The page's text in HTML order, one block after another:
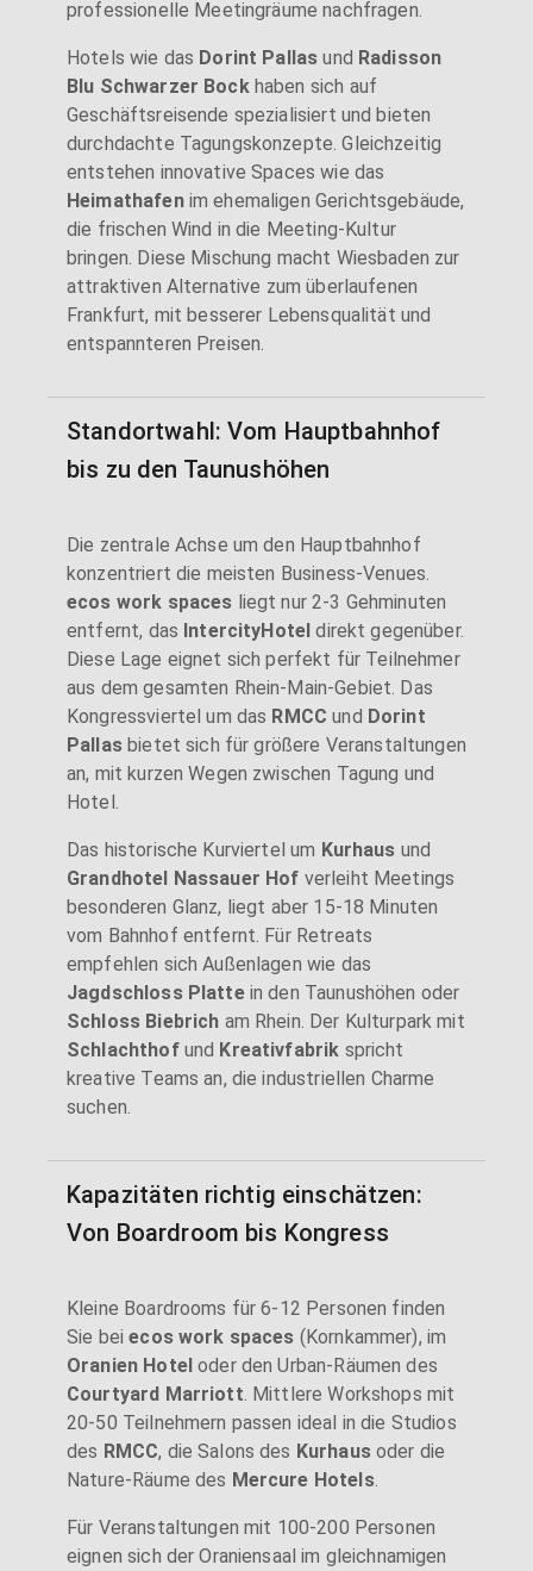
professionelle Meetingräume nachfragen.
Hotels wie das Dorint Pallas und Radisson
Blu Schwarzer Bockhaben sich auf
Geschäftsreisende spezialisiert und bieten
durchdachte Tagungskonzepte. Gleichzeitig
entstehen innovative Spaces wie das
Heimathafenim ehemaligen Gerichtsgebäude,
die frischen Wind in die Meeting-Kultur
bringen. Diese Mischung macht Wiesbaden zur
attraktiven Alternative zum überlaufenen
Frankfurt, mit besserer Lebensqualität und
entspannteren Preisen.
Standortwahl: Vom Hauptbahnhof
bis zu den Taunushöhen
Die zentrale Achse um den Hauptbahnhof
konzentriert die meisten Business-Venues.
ecos work spaces liegt nur 2-3 Gehminuten
entfernt, das IntercityHotel direkt gegenüber.
Diese Lage eignet sich perfekt für Teilnehmer
aus dem gesamten Rhein-Main-Gebiet. Das
Kongressviertel um das RMCC und Dorint
Pallasbietet sich für größere Veranstaltungen
an, mit kurzen Wegen zwischen Tagung und
Hotel.
Das historische Kurviertel um Kurhaus und
Grandhotel Nassauer Hof verleiht Meetings
besonderen Glanz, liegt aber 15-18 Minuten
vom Bahnhof entfernt. Für Retreats
empfehlen sich Außenlagen wie das
Jagdschloss Plattein den Taunushöhen oder
Schloss Biebrich am Rhein. Der Kulturpark mit
Schlachthofund Kreativfabrik spricht
kreative Teams an, die industriellen Charme
suchen.
Kapazitäten richtig einschätzen:
Von Boardroom bis Kongress
Kleine Boardrooms für 6-12 Personen finden
Sie beiecos work spaces (Kornkammer), im
Oranien Hoteloder den Urban-Räumen des
Courtyard Marriott . Mittlere Workshops mit
20-50 Teilnehmern passen ideal in die Studios
des RMCC, die Salons des Kurhausoder die
Nature-Räume des Mercure Hotels.
Für Veranstaltungen mit 100-200 Personen
eignen sich der Oraniensaal im gleichnamigen